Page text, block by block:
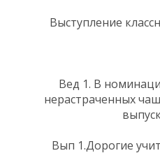
Выступление
Вед 1. В
нерастраченных
Вып 1.Дорогие